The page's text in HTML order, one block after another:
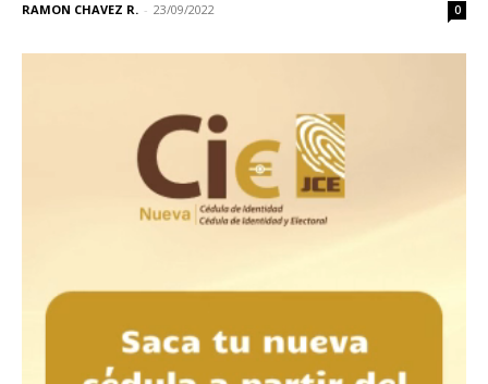
RAMON CHAVEZ R. - 23/09/2022 0